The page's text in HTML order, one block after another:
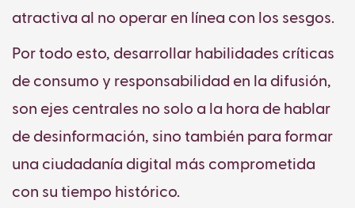
atractiva al no operar en línea con los sesgos.
Por todo esto, desarrollar habilidades críticas
de consumo y responsabilidad en la difusión,
son ejes centrales no solo a la hora de hablar
de desinformación, sino también para formar
una ciudadanía digital más comprometida
con su tiempo histórico.